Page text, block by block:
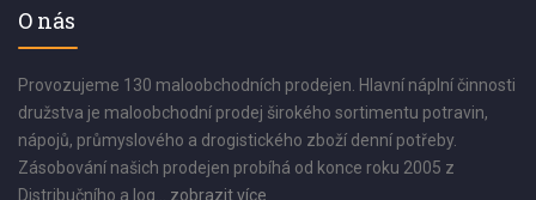
O nás
Provozujeme 130 maloobchodních prodejen. Hlavní náplní činnosti
družstva je maloobchodní prodej širokého sortimentu potravin,
nápojů, průmyslového a drogistického zboží denní potřeby.
Zásobování našich prodejen probíhá od konce roku 2005 z
Distribučního a log... zobrazit více